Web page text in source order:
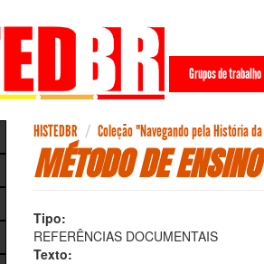
Grupos de trabalho
HISTEDBR Coleção "Navegando pela História
MÉTODO DE
Tipo:
REFERÊNCIAS DOCUMENTAIS
Texto: